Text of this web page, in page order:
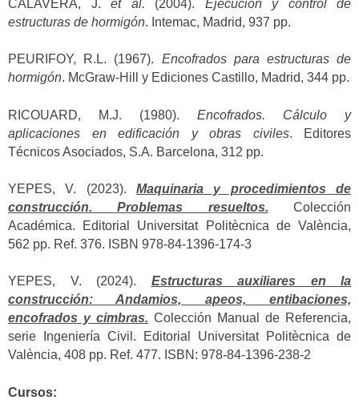
CALAVERA, J. et al. (2004). Ejecución y control de
estructuras de hormigón. Intemac, Madrid, 937 pp.
PEURIFOY, R.L. (1967). Encofrados para estructuras de
hormigón. McGraw-Hill y Ediciones Castillo, Madrid, 344 pp.
RICOUARD, M.J. (1980). Encofrados. Cálculo y
aplicaciones en edificación y obras civiles. Editores
Técnicos Asociados, S.A. Barcelona, 312 pp.
YEPES, V. (2023). Maquinaria y procedimientos de
construcción. Problemas resueltos. Colección
Académica. Editorial Universitat Politècnica de València,
562 pp. Ref. 376. ISBN 978-84-1396-174-3
YEPES, V. (2024). Estructuras auxiliares en la
construcción: Andamios, apeos, entibaciones,
encofrados y cimbras. Colección Manual de Referencia,
serie Ingeniería Civil. Editorial Universitat Politècnica de
València, 408 pp. Ref. 477. ISBN: 978-84-1396-238-2
Cursos: